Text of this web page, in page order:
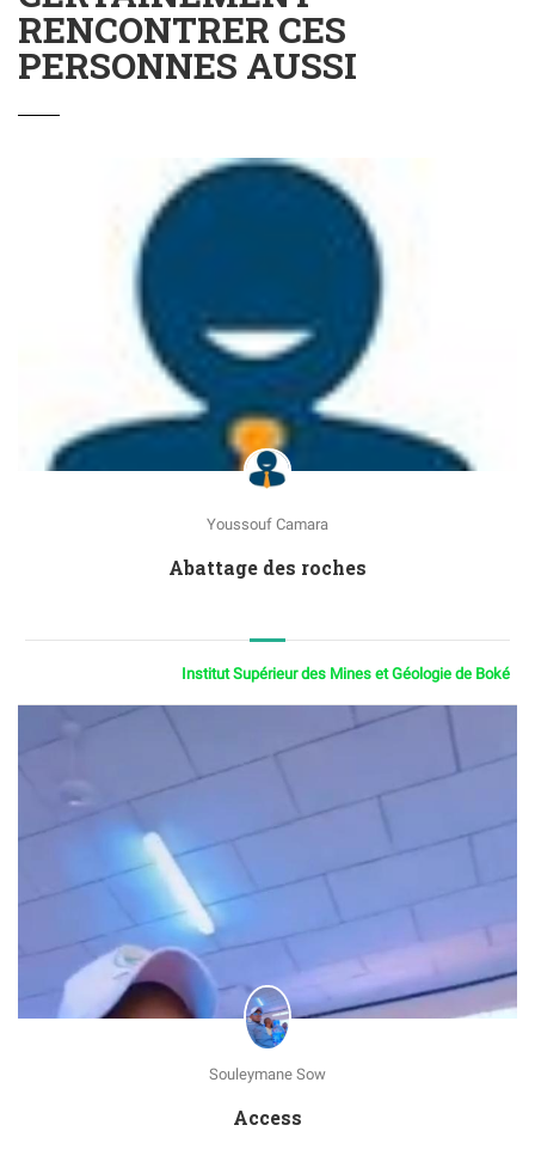
RENCONTRER CES
PERSONNES AUSSI
Youssouf Camara
Abattage des roches
Institut Supérieur des Mines et Géologie de Boké
Souleymane Sow
Access